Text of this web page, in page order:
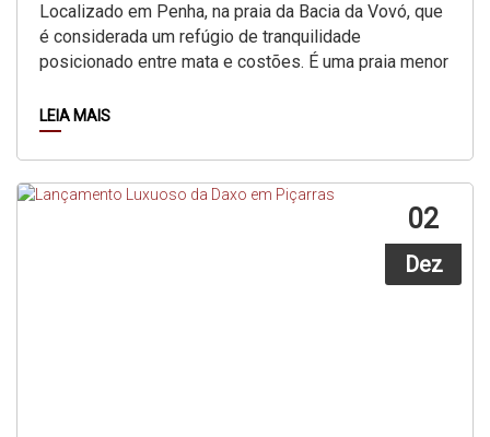
Localizado em Penha, na praia da Bacia da Vovó, que
é considerada um refúgio de tranquilidade
posicionado entre mata e costões. É uma praia menor
LEIA MAIS
02
Dez